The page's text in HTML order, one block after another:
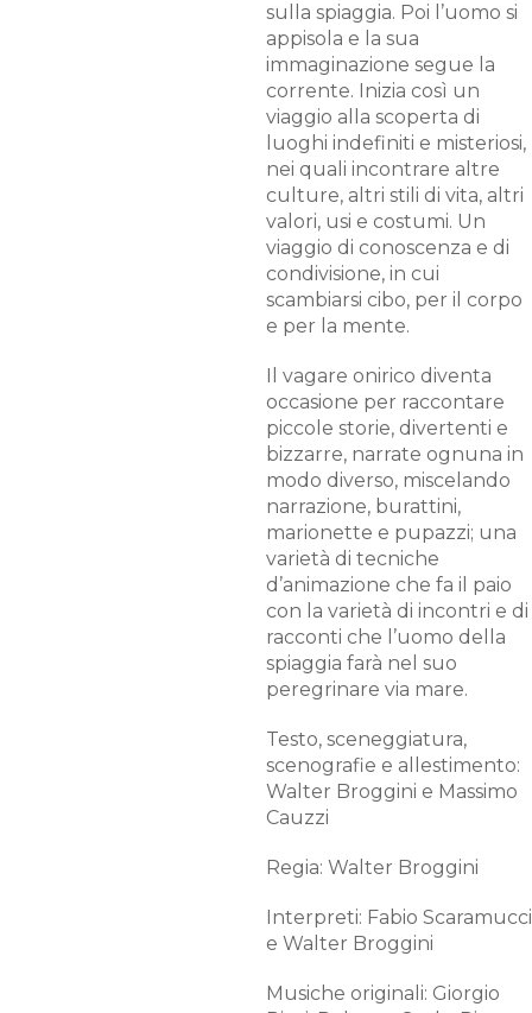
sulla spiaggia. Poi l’uomo si
appisola e la sua
immaginazione segue la
corrente. Inizia così un
viaggio alla scoperta di
luoghi indefiniti e misteriosi,
nei quali incontrare altre
culture, altri stili di vita, altri
valori, usi e costumi. Un
viaggio di conoscenza e di
condivisione, in cui
scambiarsi cibo, per il corpo
e per la mente.
Il vagare onirico diventa
occasione per raccontare
piccole storie, divertenti e
bizzarre, narrate ognuna in
modo diverso, miscelando
narrazione, burattini,
marionette e pupazzi; una
varietà di tecniche
d’animazione che fa il paio
con la varietà di incontri e di
racconti che l’uomo della
spiaggia farà nel suo
peregrinare via mare.
Testo, sceneggiatura,
scenografie e allestimento:
Walter Broggini e Massimo
Cauzzi
Regia: Walter Broggini
Interpreti: Fabio Scaramucci
e Walter Broggini
Musiche originali: Giorgio